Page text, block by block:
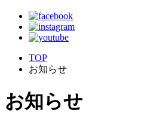
TOP
お知らせ
お知らせ